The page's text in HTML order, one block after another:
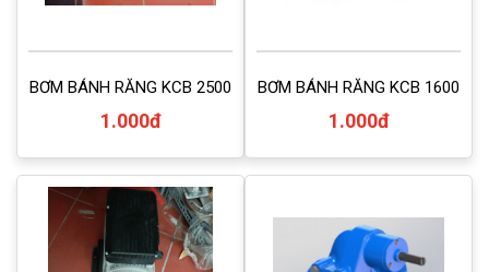
BƠM BÁNH RĂNG KCB 2500
1.000đ
BƠM BÁNH RĂNG KCB 1600
1.000đ